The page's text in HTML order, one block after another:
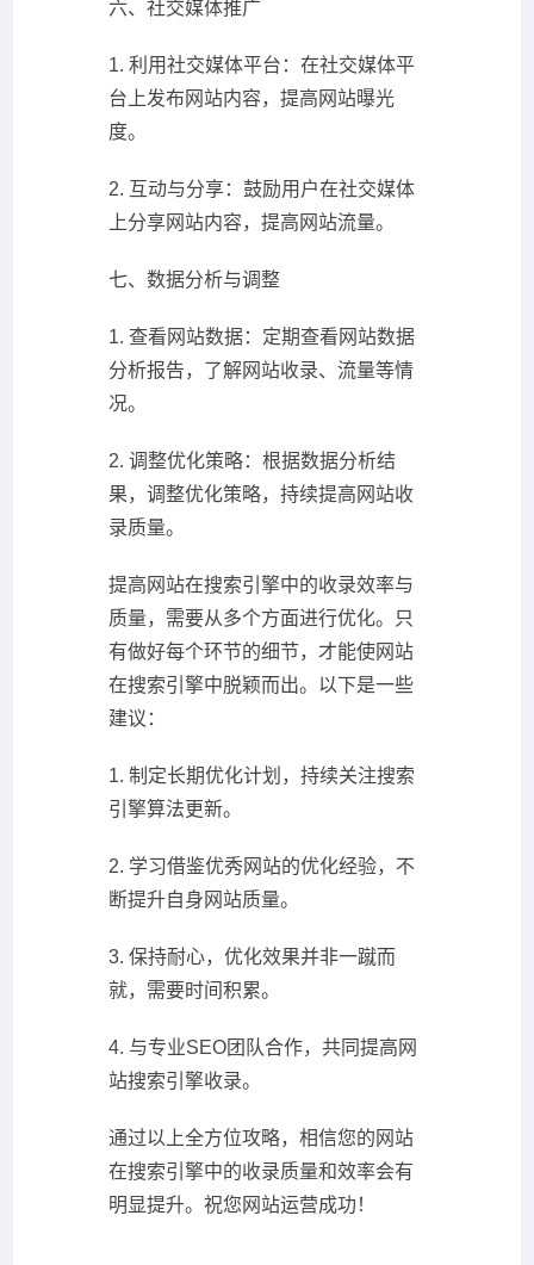
六、社交媒体推广
1. 利用社交媒体平台：在社交媒体平
台上发布网站内容，提高网站曝光
度。
2. 互动与分享：鼓励用户在社交媒体
上分享网站内容，提高网站流量。
七、数据分析与调整
1. 查看网站数据：定期查看网站数据
分析报告，了解网站收录、流量等情
况。
2. 调整优化策略：根据数据分析结
果，调整优化策略，持续提高网站收
录质量。
提高网站在搜索引擎中的收录效率与
质量，需要从多个方面进行优化。只
有做好每个环节的细节，才能使网站
在搜索引擎中脱颖而出。以下是一些
建议：
1. 制定长期优化计划，持续关注搜索
引擎算法更新。
2. 学习借鉴优秀网站的优化经验，不
断提升自身网站质量。
3. 保持耐心，优化效果并非一蹴而
就，需要时间积累。
4. 与专业SEO团队合作，共同提高网
站搜索引擎收录。
通过以上全方位攻略，相信您的网站
在搜索引擎中的收录质量和效率会有
明显提升。祝您网站运营成功！